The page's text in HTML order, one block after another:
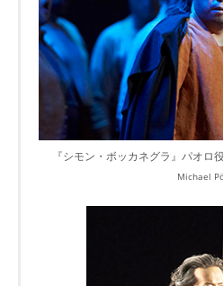
『シモン・ボッカネグラ』パオロ
Michael